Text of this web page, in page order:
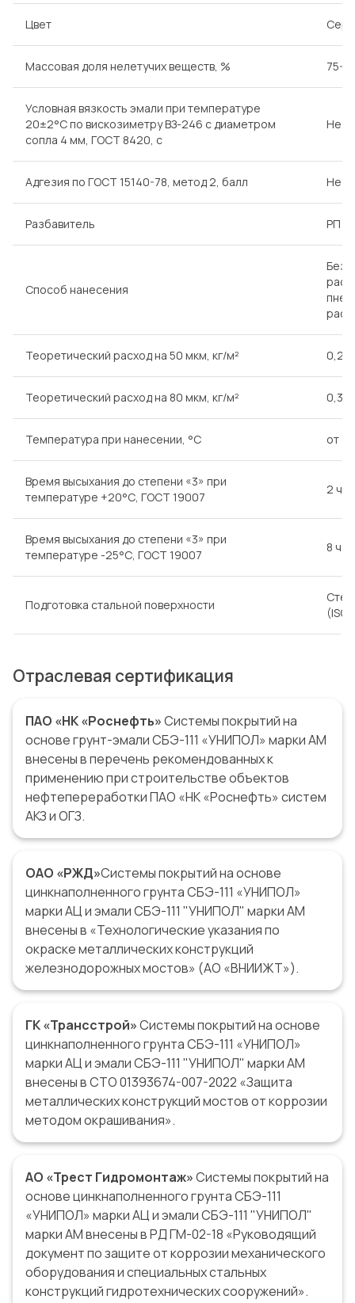
Цвет
Массовая доля нелетучих веществ, % 75-
Условная вязкость эмали при температуре
20±2°С по вискозиметру ВЗ-246 с диаметром
сопла 4 мм, ГОСТ 8420, с
Не
Адгезия по ГОСТ 15140-78, метод 2, балл Не
Разбавитель РП
Способ нанесения
Теоретический расход на 50 мкм, кг/м² 0,20
Теоретический расход на 80 мкм, кг/м² 0,32
Температура при нанесении, °С от -
Время высыхания до степени «3» при
температуре +20°С, ГОСТ 19007
2
Время высыхания до степени «3» при
температуре -25°С, ГОСТ 19007
8
Подготовка стальной поверхности
(ISO
Отраслевая сертификация
ПАО «НК «Роснефть»Системы покрытий на
основе грунт-эмали СБЭ-111 «УНИПОЛ» марки АМ
внесены в перечень рекомендованных к
применению при строительстве объектов
нефтепереработки ПАО «НК «Роснефть» систем
АКЗ и ОГЗ.
ОАО «РЖД»Системы покрытий на основе
цинкнаполненного грунта СБЭ-111 «УНИПОЛ»
марки АЦ и эмали СБЭ-111 "УНИПОЛ" марки АМ
внесены в «Технологические указания по
окраске металлических конструкций
железнодорожных мостов» (АО «ВНИИЖТ»).
ГК «Трансстрой»Системы покрытий на основе
цинкнаполненного грунта СБЭ-111 «УНИПОЛ»
марки АЦ и эмали СБЭ-111 "УНИПОЛ" марки АМ
внесены в CТО 01393674-007-2022 «Защита
металлических конструкций мостов от коррозии
методом окрашивания».
АО «Трест Гидромонтаж»Системы покрытий на
основе цинкнаполненного грунта СБЭ-111
«УНИПОЛ» марки АЦ и эмали СБЭ-111 "УНИПОЛ"
марки АМ внесены в РД ГМ-02-18 «Руководящий
документ по защите от коррозии механического
оборудования и специальных стальных
конструкций гидротехнических сооружений».